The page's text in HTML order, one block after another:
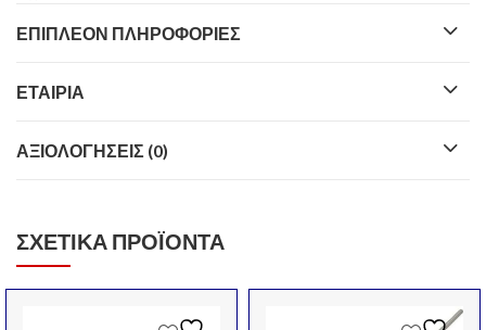
ΕΠΙΠΛΈΟΝ ΠΛΗΡΟΦΟΡΊΕΣ
ΕΤΑΙΡΊΑ
ΑΞΙΟΛΟΓΉΣΕΙΣ (0)
ΣΧΕΤΙΚΆ ΠΡΟΪΌΝΤΑ